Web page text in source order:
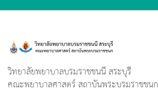
วิทยาลัยพยาบาลบรมราชชนนี สระบุรี
คณะพยาบาลศาสตร์ สถาบันพระบรมราชชนก